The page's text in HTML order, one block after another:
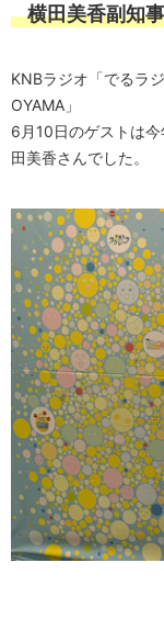
横田美香副知
KNBラジオ「でるラ
OYAMA」
6月10日のゲストは
田美香さんでした。